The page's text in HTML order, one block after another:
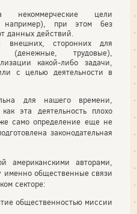
цели
например), при этом без
данных действий.
внешних, сторонних для
(денежные, трудовые),
какой-либо задачи,
с целью деятельности в
для нашего времени,
эта деятельность плохо
само определение еще не
законодательная
американскими авторами,
именно общественные связи
секторе:
общественностью миссии